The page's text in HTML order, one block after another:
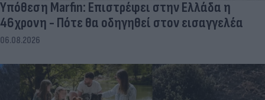
Υπόθεση Marfin: Επιστρέφει στην Ελλάδα η
46χρονη - Πότε θα οδηγηθεί στον εισαγγελέα
06.08.2026